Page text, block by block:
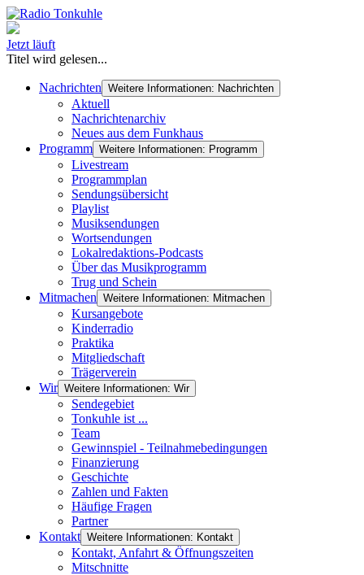
Jetzt läuft
Titel wird gelesen...
Nachrichten Weitere Informationen: Nachrichten
Aktuell
Nachrichtenarchiv
Neues aus dem Funkhaus
Programm Weitere Informationen: Programm
Livestream
Programmplan
Sendungsübersicht
Playlist
Musiksendungen
Wortsendungen
Lokalredaktions-Podcasts
Über das Musikprogramm
Trug und Schein
Mitmachen Weitere Informationen: Mitmachen
Kursangebote
Kinderradio
Praktika
Mitgliedschaft
Trägerverein
Wir Weitere Informationen: Wir
Sendegebiet
Tonkuhle ist ...
Team
Gewinnspiel - Teilnahmebedingungen
Finanzierung
Geschichte
Zahlen und Fakten
Häufige Fragen
Partner
Kontakt Weitere Informationen: Kontakt
Kontakt, Anfahrt & Öffnungszeiten
Mitschnitte